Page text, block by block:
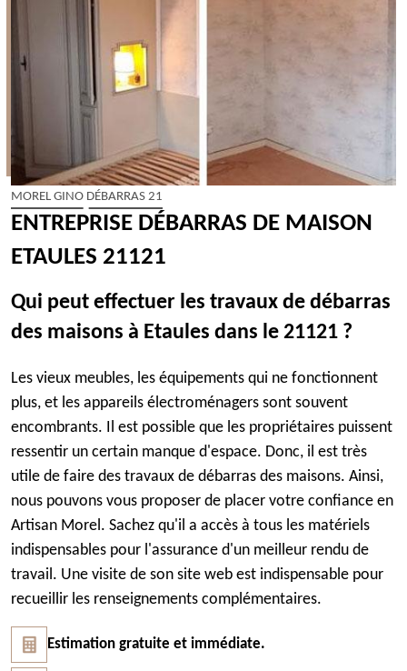
MOREL GINO DÉBARRAS 21
ENTREPRISE DÉBARRAS DE MAISON
ETAULES 21121
Qui peut effectuer les travaux de débarras
des maisons à Etaules dans le 21121 ?
Les vieux meubles, les équipements qui ne fonctionnent
plus, et les appareils électroménagers sont souvent
encombrants. Il est possible que les propriétaires puissent
ressentir un certain manque d'espace. Donc, il est très
utile de faire des travaux de débarras des maisons. Ainsi,
nous pouvons vous proposer de placer votre confiance en
Artisan Morel. Sachez qu'il a accès à tous les matériels
indispensables pour l'assurance d'un meilleur rendu de
travail. Une visite de son site web est indispensable pour
recueillir les renseignements complémentaires.
Estimation gratuite et immédiate.